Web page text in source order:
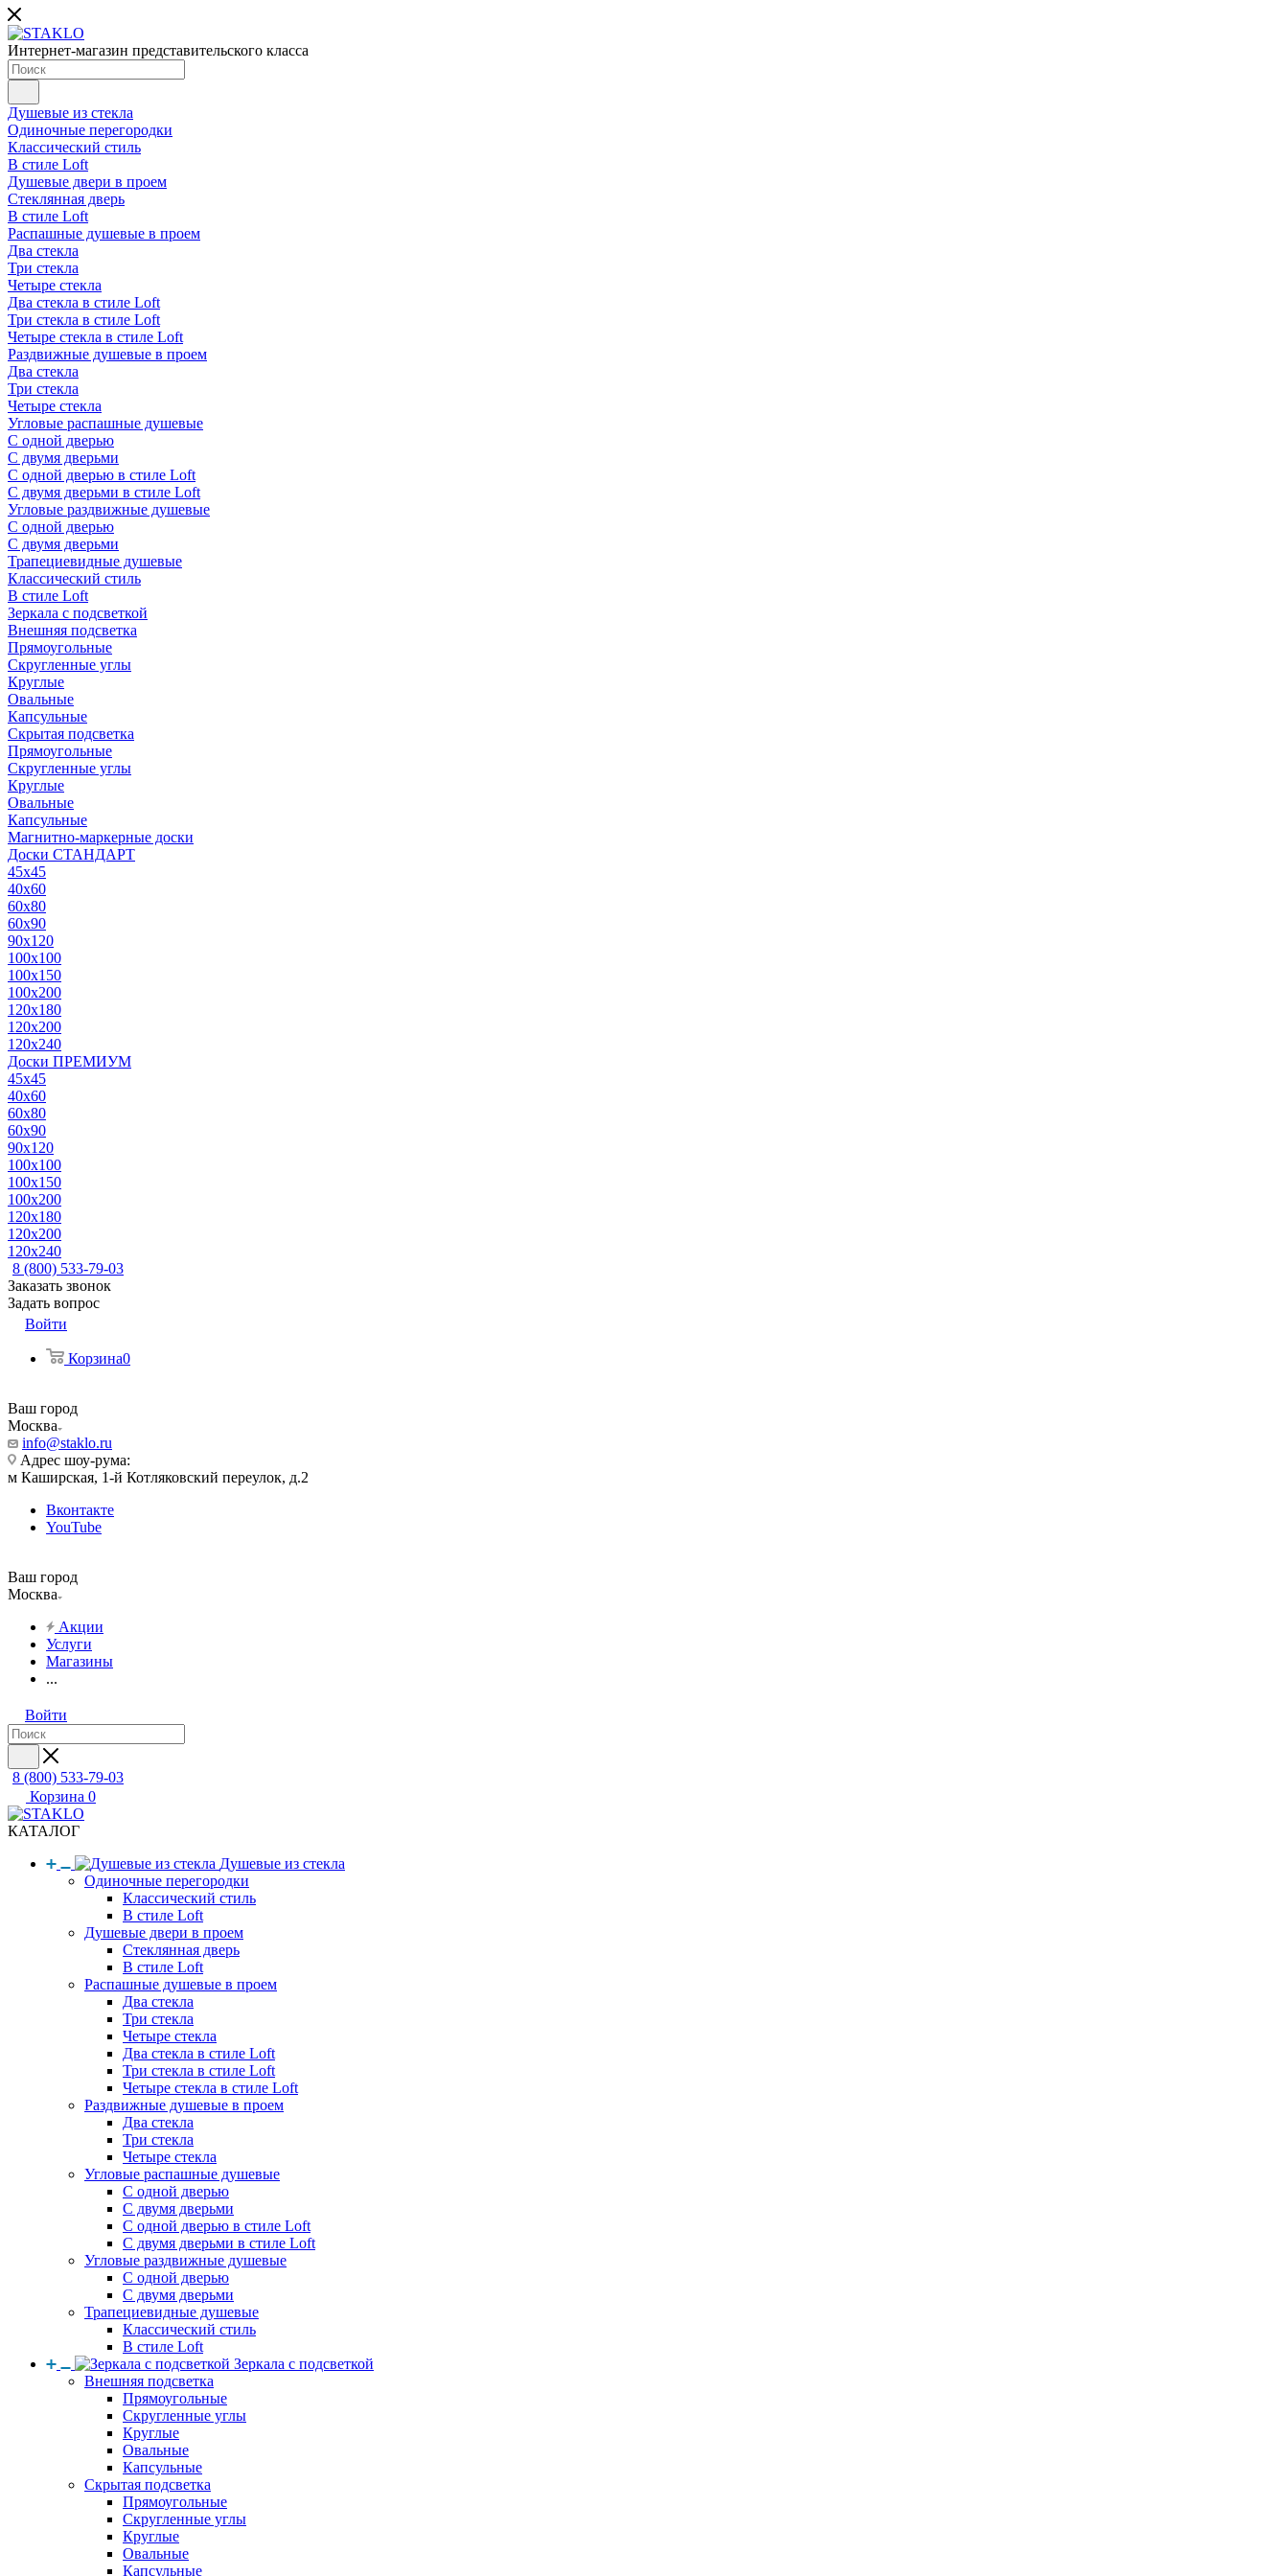
Интернет-магазин представительского класса
Душевые из стекла
Одиночные перегородки
Классический стиль
В стиле Loft
Душевые двери в проем
Стеклянная дверь
В стиле Loft
Распашные душевые в проем
Два стекла
Три стекла
Четыре стекла
Два стекла в стиле Loft
Три стекла в стиле Loft
Четыре стекла в стиле Loft
Раздвижные душевые в проем
Два стекла
Три стекла
Четыре стекла
Угловые распашные душевые
С одной дверью
С двумя дверьми
С одной дверью в стиле Loft
С двумя дверьми в стиле Loft
Угловые раздвижные душевые
С одной дверью
С двумя дверьми
Трапециевидные душевые
Классический стиль
В стиле Loft
Зеркала с подсветкой
Внешняя подсветка
Прямоугольные
Скругленные углы
Круглые
Овальные
Капсульные
Скрытая подсветка
Прямоугольные
Скругленные углы
Круглые
Овальные
Капсульные
Магнитно-маркерные доски
Доски СТАНДАРТ
45x45
40x60
60x80
60x90
90x120
100x100
100x150
100x200
120x180
120x200
120x240
Доски ПРЕМИУМ
45x45
40x60
60x80
60x90
90x120
100x100
100x150
100x200
120x180
120x200
120x240
8 (800) 533-79-03
Заказать звонок
Задать вопрос
Войти
Корзина0
Ваш город
Москва
info@staklo.ru
Адрес шоу-рума:
м Каширская, 1-й Котляковский переулок, д.2
Вконтакте
YouTube
Ваш город
Москва
Акции
Услуги
Магазины
...
Войти
8 (800) 533-79-03
Корзина 0
КАТАЛОГ
Душевые из стекла
Одиночные перегородки
Классический стиль
В стиле Loft
Душевые двери в проем
Стеклянная дверь
В стиле Loft
Распашные душевые в проем
Два стекла
Три стекла
Четыре стекла
Два стекла в стиле Loft
Три стекла в стиле Loft
Четыре стекла в стиле Loft
Раздвижные душевые в проем
Два стекла
Три стекла
Четыре стекла
Угловые распашные душевые
С одной дверью
С двумя дверьми
С одной дверью в стиле Loft
С двумя дверьми в стиле Loft
Угловые раздвижные душевые
С одной дверью
С двумя дверьми
Трапециевидные душевые
Классический стиль
В стиле Loft
Зеркала с подсветкой
Внешняя подсветка
Прямоугольные
Скругленные углы
Круглые
Овальные
Капсульные
Скрытая подсветка
Прямоугольные
Скругленные углы
Круглые
Овальные
Капсульные